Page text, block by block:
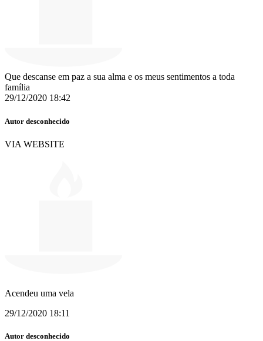
Que descanse em paz a sua alma e os meus sentimentos a toda
família
29/12/2020 18:42
Autor desconhecido
VIA WEBSITE
Acendeu uma vela
29/12/2020 18:11
Autor desconhecido